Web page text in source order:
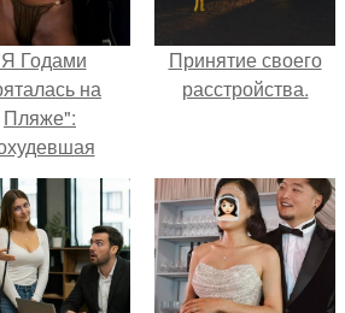
Годами
на
Пляже":
Валерии
фигуру в
Принятие своего
расстройства.